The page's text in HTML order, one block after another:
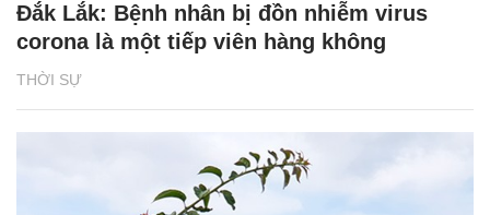
THỜI SỰ
Đắk Lắk: Bệnh nhân bị đồn nhiễm virus
corona là một tiếp viên hàng không